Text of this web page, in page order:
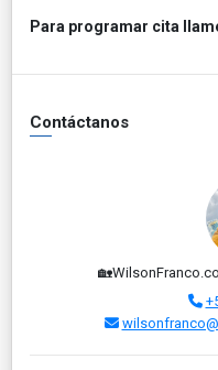
Para programar cita
Contáctanos